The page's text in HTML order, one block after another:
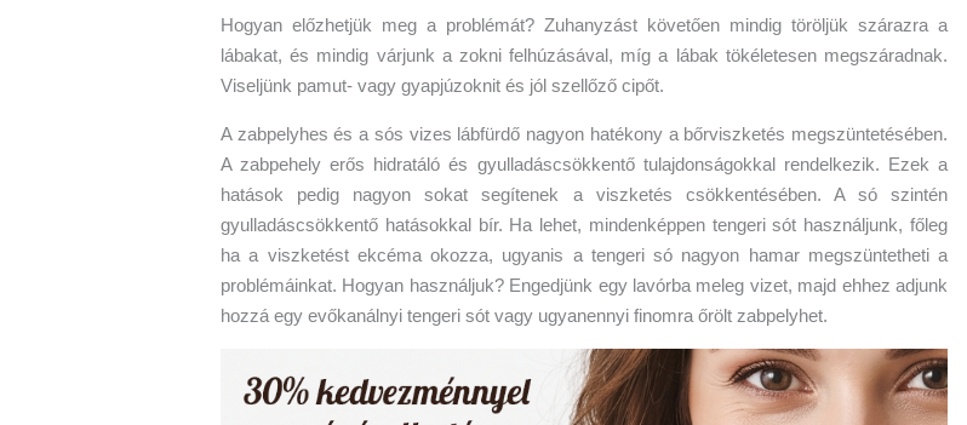
Hogyan előzhetjük meg a problémát? Zuhanyzást követően mindig töröljük szárazra a
lábakat, és mindig várjunk a zokni felhúzásával, míg a lábak tökéletesen megszáradnak.
Viseljünk pamut- vagy gyapjúzoknit és jól szellőző cipőt.
A zabpelyhes és a sós vizes lábfürdő nagyon hatékony a bőrviszketés megszüntetésében.
A zabpehely erős hidratáló és gyulladáscsökkentő tulajdonságokkal rendelkezik. Ezek a
hatások pedig nagyon sokat segítenek a viszketés csökkentésében. A só szintén
gyulladáscsökkentő hatásokkal bír. Ha lehet, mindenképpen tengeri sót használjunk, főleg
ha a viszketést ekcéma okozza, ugyanis a tengeri só nagyon hamar megszüntetheti a
problémáinkat. Hogyan használjuk? Engedjünk egy lavórba meleg vizet, majd ehhez adjunk
hozzá egy evőkanálnyi tengeri sót vagy ugyanennyi finomra őrölt zabpelyhet.